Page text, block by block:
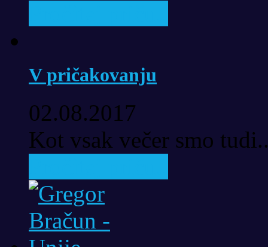
V pričakovanju
02.08.2017
Kot vsak večer smo